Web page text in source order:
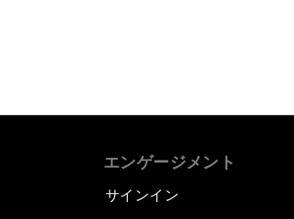
エンゲージメント
サインイン